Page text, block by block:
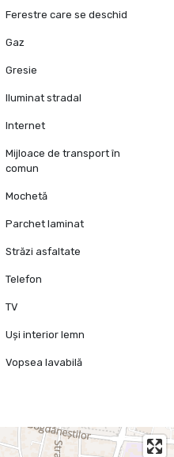
Ferestre care se deschid
Gaz
Gresie
Iluminat stradal
Internet
Mijloace de transport în
comun
Mochetă
Parchet laminat
Străzi asfaltate
Telefon
TV
Uși interior lemn
Vopsea lavabilă